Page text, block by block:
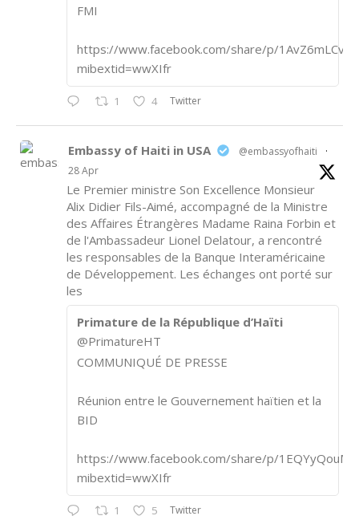
FMI
https://www.facebook.com/share/p/1AvZ6mLCvk/
mibextid=wwXIfr
1 4 Twitter
Embassy of Haiti in USA @embassyofhaiti
·
28 Apr
Le Premier ministre Son Excellence Monsieur
Alix Didier Fils-Aimé, accompagné de la Ministre
des Affaires Étrangères Madame Raina Forbin et
de l'Ambassadeur Lionel Delatour, a rencontré
les responsables de la Banque Interaméricaine
de Développement. Les échanges ont porté sur
les
Primature de la République d’Haïti
@PrimatureHT
COMMUNIQUÉ DE PRESSE
Réunion entre le Gouvernement haïtien et la
BID
https://www.facebook.com/share/p/
mibextid=wwXIfr
1 5 Twitter